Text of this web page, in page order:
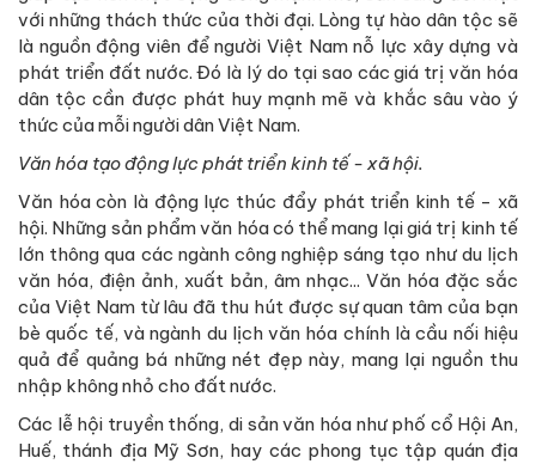
với những thách thức của thời đại. Lòng tự hào dân tộc sẽ
là nguồn động viên để người Việt Nam nỗ lực xây dựng và
phát triển đất nước. Đó là lý do tại sao các giá trị văn hóa
dân tộc cần được phát huy mạnh mẽ và khắc sâu vào ý
thức của mỗi người dân Việt Nam.
Văn hóa tạo động lực phát triển kinh tế - xã hội.
Văn hóa còn là động lực thúc đẩy phát triển kinh tế - xã
hội. Những sản phẩm văn hóa có thể mang lại giá trị kinh tế
lớn thông qua các ngành công nghiệp sáng tạo như du lịch
văn hóa, điện ảnh, xuất bản, âm nhạc... Văn hóa đặc sắc
của Việt Nam từ lâu đã thu hút được sự quan tâm của bạn
bè quốc tế, và ngành du lịch văn hóa chính là cầu nối hiệu
quả để quảng bá những nét đẹp này, mang lại nguồn thu
nhập không nhỏ cho đất nước.
Các lễ hội truyền thống, di sản văn hóa như phố cổ Hội An,
Huế, thánh địa Mỹ Sơn, hay các phong tục tập quán địa